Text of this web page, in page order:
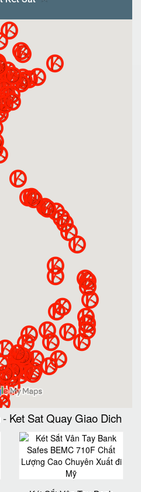
- Ket Sat Quay Giao Dich